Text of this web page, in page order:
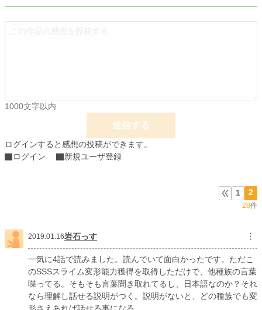
更新日時 2019.06.22 12:30
月間ポイント 70 pt (73,336 位)
2,659 pt (60,330 位)
累計ポイント 378,470 pt (12,903 位)
1000文字以内
送信する
ログインすると感想の投稿ができます。
ログイン
新規ユーザ登録
1 2
28件
2019.01.16岩石っす ︙
一気に4話で読みました。読んでいて面白かったです。ただこ
のSSSスライム変形能力獲得を取得しただけで、他種族の言葉
喋ってる。そもそも言葉聞き取れてるし、日本語なのか？それ
なら理解し話せる説明がつく。説明がないと、どの種族でも変